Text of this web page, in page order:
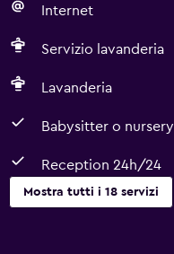
Internet
Servizio lavanderia
Lavanderia
Babysitter o nursery
Reception 24h/24
Mostra tutti i 18 servizi